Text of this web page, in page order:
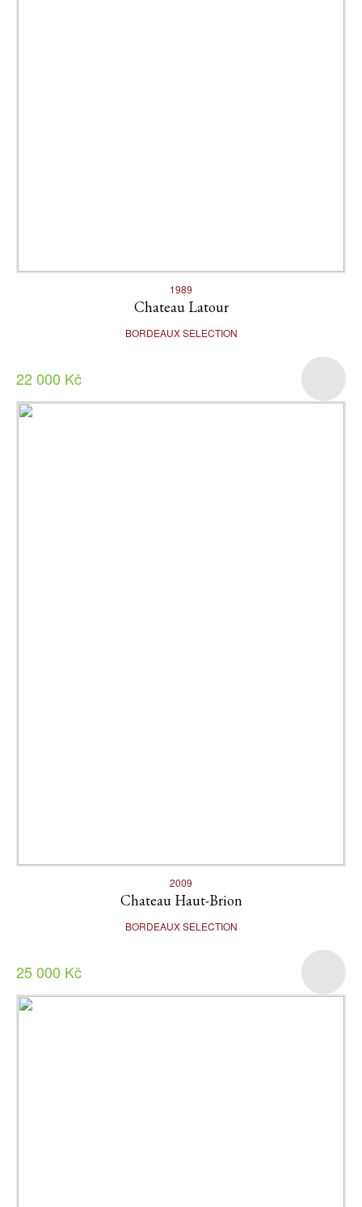
1989
Chateau Latour
BORDEAUX SELECTION
22 000 Kč
2009
Chateau Haut-Brion
BORDEAUX SELECTION
25 000 Kč